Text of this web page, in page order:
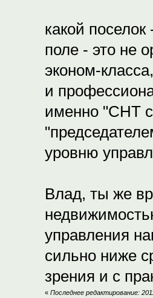
какой
поле - это не
эконом-
и
именно "СНТ
уровню
Влад, ты же
управления
сильно ниже
зрения и с
« Последнее редактирование: